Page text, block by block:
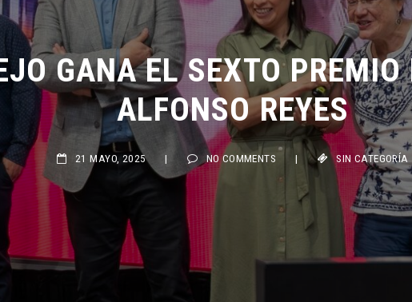
GANA EL SEXTO PREMIO
ALFONSO REYES
21 MAYO, 2025 NO COMMENTS | SIN CATEGORÍA